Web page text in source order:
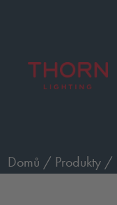
Domů / Produkty /